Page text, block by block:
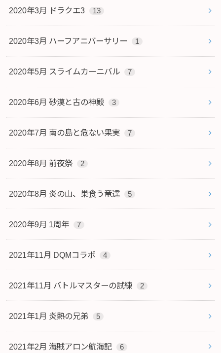
2020年3月 ドラクエ3 13
2020年3月 ハーフアニバーサリー 1
2020年5月 スライムカーニバル 7
2020年6月 砂漠と古の神殿 3
2020年7月 南の島と危ない果実 7
2020年8月 前夜祭 2
2020年8月 炎の山、巣食う竜達 5
2020年9月 1周年 7
2021年11月 DQMコラボ 4
2021年11月 バトルマスターの試練 2
2021年1月 炎熱の兄弟 5
2021年2月 海賊アロン航海記 6